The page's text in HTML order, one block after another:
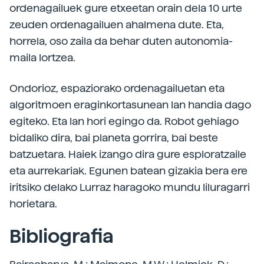
ordenagailuek gure etxeetan orain dela 10 urte
zeuden ordenagailuen ahalmena dute. Eta,
horrela, oso zaila da behar duten autonomia-
maila lortzea.
Ondorioz, espaziorako ordenagailuetan eta
algoritmoen eraginkortasunean lan handia dago
egiteko. Eta lan hori egingo da. Robot gehiago
bidaliko dira, bai planeta gorrira, bai beste
batzuetara. Haiek izango dira gure esploratzaile
eta aurrekariak. Egunen batean gizakia bera ere
iritsiko delako Lurraz haragoko mundu liluragarri
horietara.
Bibliografia